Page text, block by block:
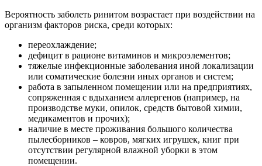
Вероятность заболеть ринитом возрастает при воздействии на
организм факторов риска, среди которых:
переохлаждение;
дефицит в рационе витаминов и микроэлементов;
тяжелые инфекционные заболевания иной локализации
или соматические болезни иных органов и систем;
работа в запыленном помещении или на предприятиях,
сопряженная с вдыханием аллергенов (например, на
производстве муки, опилок, средств бытовой химии,
медикаментов и прочих);
наличие в месте проживания большого количества
пылесборников – ковров, мягких игрушек, книг при
отсутствии регулярной влажной уборки в этом
помещении.